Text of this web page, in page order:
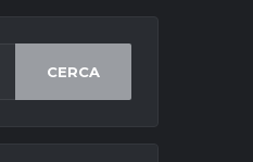
CERCA